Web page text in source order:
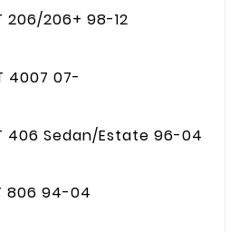
206/206+ 98-12
4007 07-
406 Sedan/Estate 96-04
806 94-04